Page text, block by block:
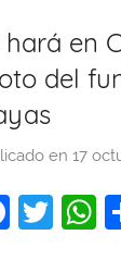
hará en
del
en17
F
T